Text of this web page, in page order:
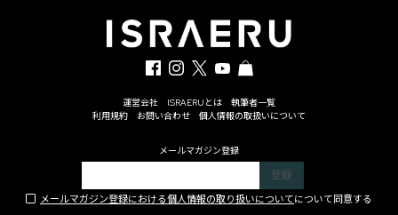
運営会社 ISRAERUとは
執筆者一覧
利用規約
お問い合わせ 個人情報の取扱いについて
メールマガジン登録
メールマガジン登録における個人情報の取り扱いについてについて同意する